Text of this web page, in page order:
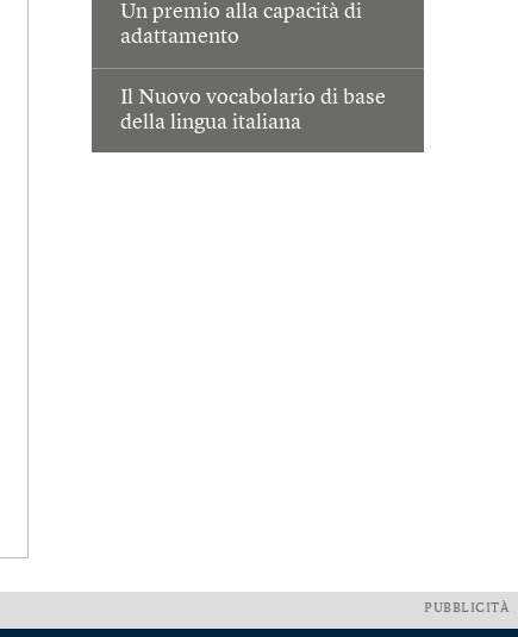
Un premio alla capacità di
adattamento
Il Nuovo vocabolario di base
della lingua italiana
PUBBLICITÀ